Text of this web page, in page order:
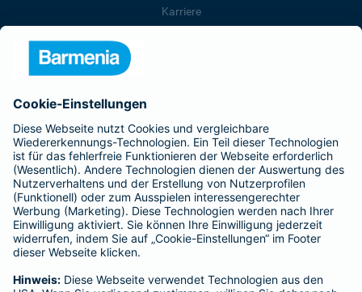
Karriere
Barmenia ist Teil der BarmeniaGothaer
BELIEBTE SEITEN
Kranken-Zusatzversicherung
Tierversicherungen
Haftpflichtversicherung
Hausratversicherung